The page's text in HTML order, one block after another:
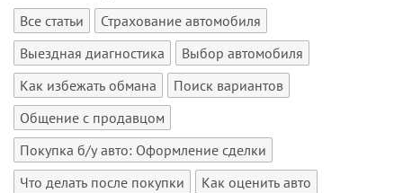
Все статьи
Страхование автомобиля
Выездная диагностика
Выбор автомобиля
Как избежать обмана
Поиск вариантов
Общение с продавцом
Покупка б/у авто: Оформление сделки
Что делать после покупки
Как оценить авто